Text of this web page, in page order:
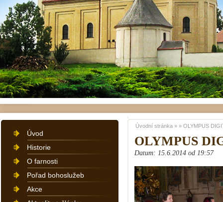
OLYMPUS
Datum: 15.6.2014 od 19:57
Úvodní stránka » » OLYMPUS
Úvod
Historie
O farnosti
Pořad bohoslužeb
Akce